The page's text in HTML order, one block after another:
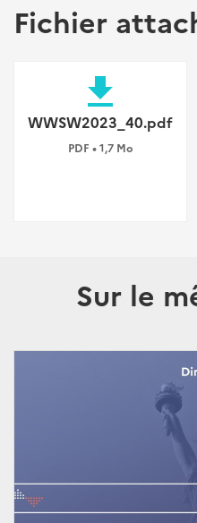
Fichier
file_download
WWSW2023_40.pdf
PDF • 1,7 Mo
Sur le